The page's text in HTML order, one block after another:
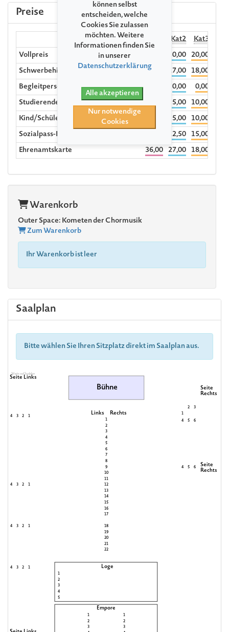
Preise
Kat2 Kat3
Vollpreis
30,00 20,00
Schwerbehinderte ab dem Grad 70%
36,00 27,00
18,00
Begleitperson
0,00
0,00
Studierende/Azubis/BFD bis 30 Jahre
15,00
10,00
Kind/Schüler (4-18 Jahre)
15,00
10,00
Sozialpass-Inhaber:innen
22,50
15,00
Ehrenamtskarte
36,00 27,00 18,00
Warenkorb
Outer Space: Kometen der Chormusik
Zum Warenkorb
Ihr Warenkorb ist leer
Saalplan
Bitte wählen Sie Ihren Sitzplatz direkt im Saalplan aus.
Warte auf Saalplan
Bühne
Seite Links
Seite
Rechts
Seite
Rechts
Links Rechts
Loge
Empore
1
2
3
4
1
2
3
4
1
2
3
4
1
2
3
4
1
2 3
4 5 6
4 5 6
1
2
3
4
5
6
7
8
9
10
11
12
13
14
15
16
17
18
19
20
21
22
1
2
3
4
5
1
2
3
1
2
3
können selbst
entscheiden, welche
Cookies Sie zulassen
möchten. Weitere
Informationen finden Sie
in unserer
Datenschutzerklärung
Alle akzeptieren
Nur notwendige
Cookies